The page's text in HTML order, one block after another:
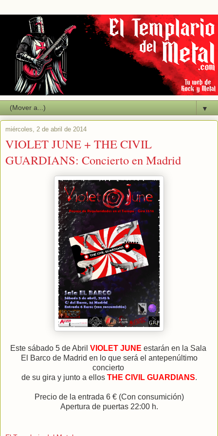
▼
miércoles, 2 de abril de 2014
VIOLET JUNE + THE CIVIL
GUARDIANS: Concierto en Madrid
Este sábado 5 de Abril VIOLET JUNE estarán en la Sala
El Barco de Madrid en lo que será el antepenúltimo
concierto
de su gira y junto a ellos THE CIVIL GUARDIANS.
Precio de la entrada 6 € (Con consumición)
Apertura de puertas 22:00 h.